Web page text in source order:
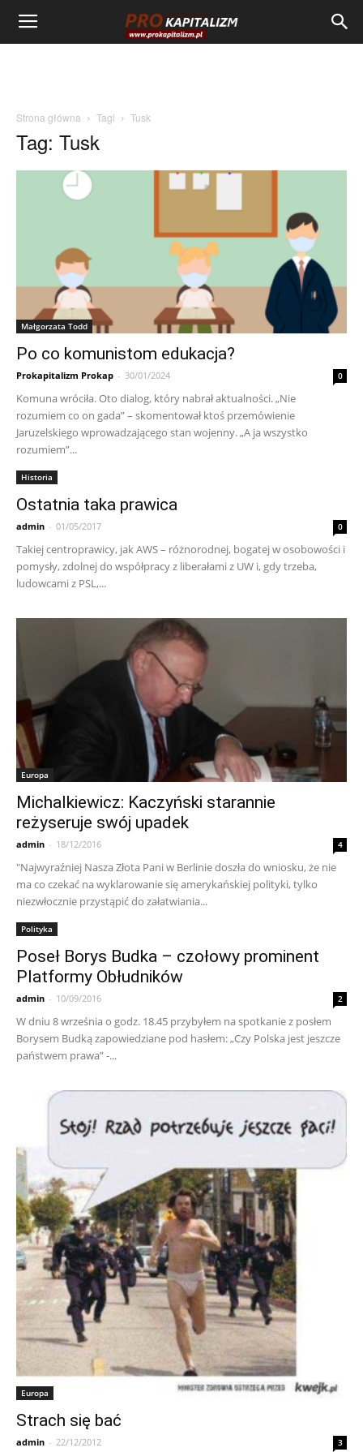
Strona główna Tagi Tusk
Tag: Tusk
Małgorzata Todd
Po co komunistom edukacja?
Prokapitalizm Prokap - 30/01/2024 0
Komuna wróciła. Oto dialog, który nabrał aktualności. „Nie
rozumiem co on gada” – skomentował ktoś przemówienie
Jaruzelskiego wprowadzającego stan wojenny. „A ja wszystko
rozumiem”...
Historia
Ostatnia taka prawica
admin - 01/05/2017 0
Takiej centroprawicy, jak AWS – różnorodnej, bogatej w osobowości i
pomysły, zdolnej do współpracy z liberałami z UW i, gdy trzeba,
ludowcami z PSL,...
Europa
Michalkiewicz: Kaczyński starannie
reżyseruje swój upadek
admin - 18/12/2016 4
"Najwyraźniej Nasza Złota Pani w Berlinie doszła do wniosku, że nie
ma co czekać na wyklarowanie się amerykańskiej polityki, tylko
niezwłocznie przystąpić do załatwiania...
Polityka
Poseł Borys Budka – czołowy prominent
Platformy Obłudników
admin - 10/09/2016 2
W dniu 8 września o godz. 18.45 przybyłem na spotkanie z posłem
Borysem Budką zapowiedziane pod hasłem: „Czy Polska jest jeszcze
państwem prawa” -...
Europa
Strach się bać
admin - 22/12/2012 3